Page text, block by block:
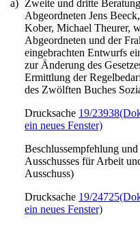
a) Zweite und dritte
Abgeordneten Jens
Kober, Michael Theurer,
Abgeordneten und der
eingebrachten Entwurfs
zur Änderung des
Ermittlung der
des Zwölften Buches
Drucksache 19/23938
ein neues Fenster)
Beschlussempfehlung
Ausschusses für Arbeit
Ausschuss)
Drucksache 19/24725
ein neues Fenster)